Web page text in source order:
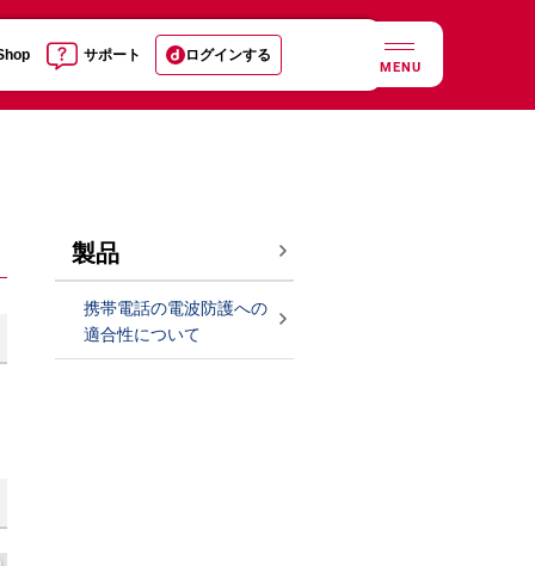
サポート ログインする
MENU
製品
携帯電話の電波防護への
適合性について